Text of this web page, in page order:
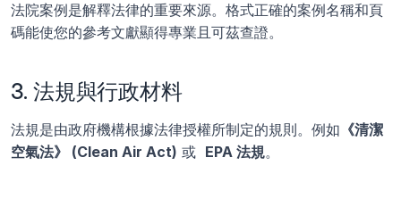
法院案例是解釋法律的重要來源。格式正確的案例名稱和頁
碼能使您的參考文獻顯得專業且可茲查證。
3. 法規與行政材料
法規是由政府機構根據法律授權所制定的規則。例如 《清潔
空氣法》 (Clean Air Act) 或 EPA 法規。